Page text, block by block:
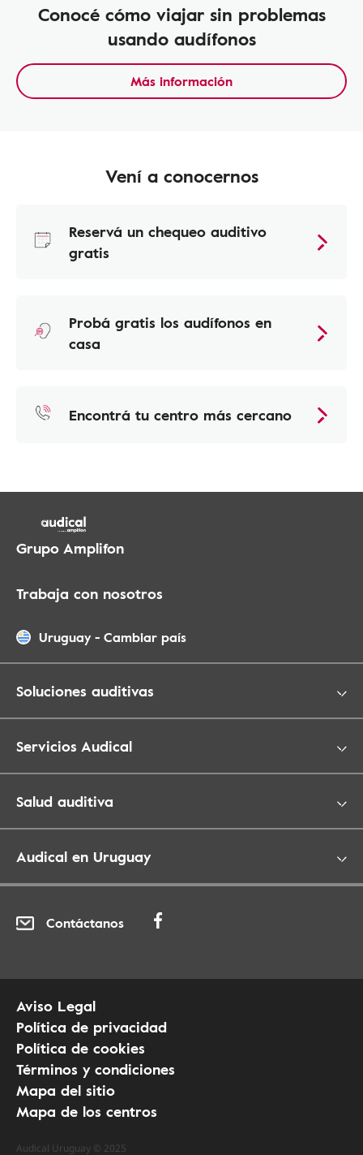
Conocé cómo viajar sin problemas
usando audífonos
Más información
Vení a conocernos
Reservá un chequeo auditivo
gratis
Probá gratis los audífonos en
casa
Encontrá tu centro más cercano
Grupo Amplifon
Trabaja con nosotros
Uruguay - Cambiar país
Soluciones auditivas
Servicios Audical
Salud auditiva
Audical en Uruguay
Contáctanos
Aviso Legal
Política de privacidad
Política de cookies
Términos y condiciones
Mapa del sitio
Mapa de los centros
Audical Uruguay © 2025